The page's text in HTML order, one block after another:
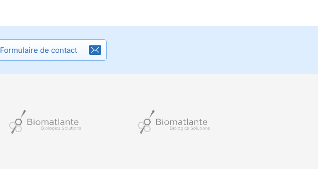
Formulaire de contact